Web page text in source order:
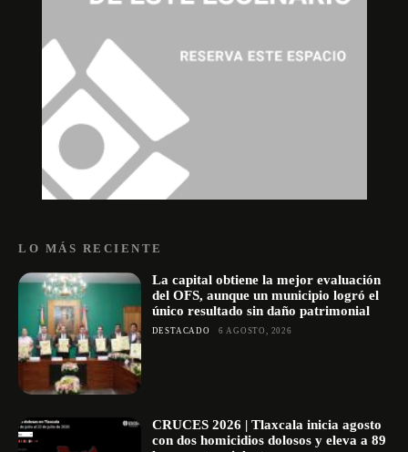
LO MÁS RECIENTE
La capital obtiene la mejor evaluación
del OFS, aunque un municipio logró el
único resultado sin daño patrimonial
DESTACADO 6 AGOSTO, 2026
CRUCES 2026 | Tlaxcala inicia agosto
con dos homicidios dolosos y eleva a 89